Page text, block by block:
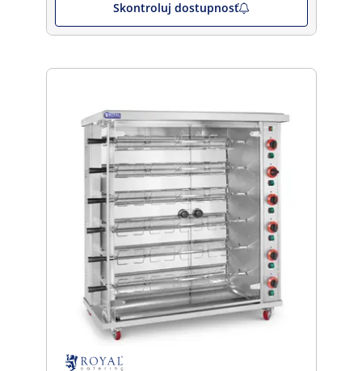
Skontroluj dostupnosť